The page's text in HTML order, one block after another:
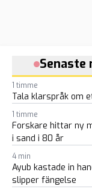
Senaste
1 timme
Tala klarspråk om
1 timme
Forskare hittar ny
i sand i 80 år
4 min
Ayub kastade in
slipper fängelse